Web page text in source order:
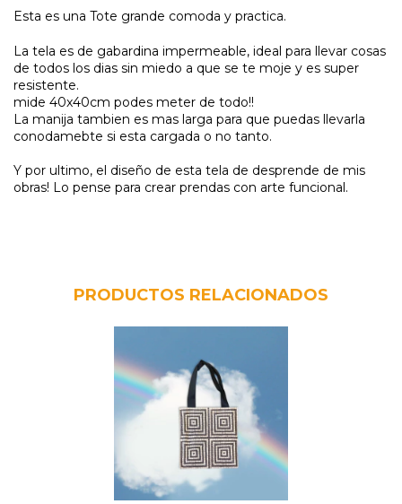
Esta es una Tote grande comoda y practica.
La tela es de gabardina impermeable, ideal para llevar cosas
de todos los dias sin miedo a que se te moje y es super
resistente.
mide 40x40cm podes meter de todo!!
La manija tambien es mas larga para que puedas llevarla
conodamebte si esta cargada o no tanto.
Y por ultimo, el diseño de esta tela de desprende de mis
obras! Lo pense para crear prendas con arte funcional.
PRODUCTOS RELACIONADOS